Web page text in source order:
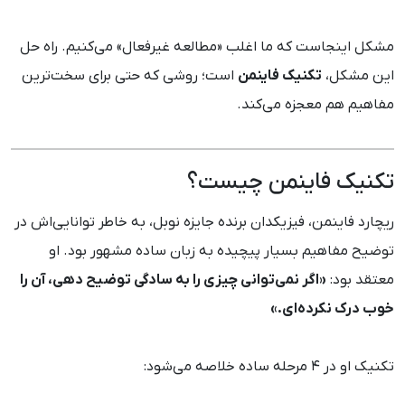
مشکل اینجاست که ما اغلب «مطالعه غیرفعال» می‌کنیم. راه حل
این مشکل، تکنیک فاینمن است؛ روشی که حتی برای سخت‌ترین
مفاهیم هم معجزه می‌کند.
تکنیک فاینمن چیست؟
ریچارد فاینمن، فیزیکدان برنده جایزه نوبل، به خاطر توانایی‌اش در
توضیح مفاهیم بسیار پیچیده به زبان ساده مشهور بود. او
معتقد بود: «اگر نمی‌توانی چیزی را به سادگی توضیح دهی، آن را
خوب درک نکرده‌ای.»
تکنیک او در ۴ مرحله ساده خلاصه می‌شود: